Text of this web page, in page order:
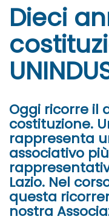
Dieci
Oggi ricorre il
costituzione.
rappresenta
associativo
Lazio. Nel
questa
nostra